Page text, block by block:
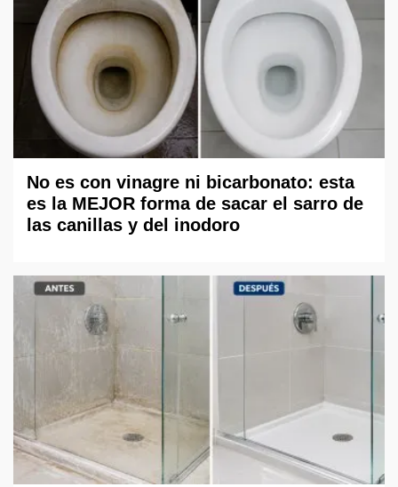
No es con vinagre ni bicarbonato: esta
es la MEJOR forma de sacar el sarro de
las canillas y del inodoro